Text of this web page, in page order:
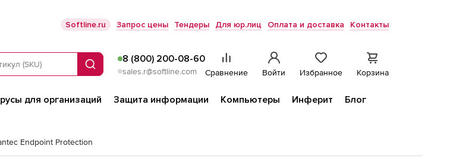
Softline.ru Запрос цены Тендеры Для юр.лиц Оплата и доставка Контакты
Поиск
8 (800) 200-08-60
sales.r@softline.com Сравнение Войти Избранное Корзина
для организаций Защита информации Компьютеры Инферит
Блог
Endpoint Protection